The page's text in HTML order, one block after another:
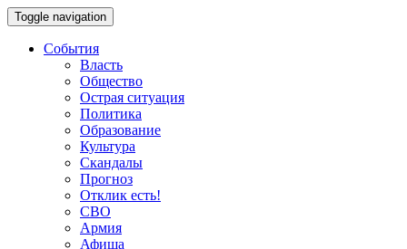
Toggle navigation
События
Власть
Общество
Острая ситуация
Политика
Образование
Культура
Скандалы
Прогноз
Отклик есть!
СВО
Армия
Афиша